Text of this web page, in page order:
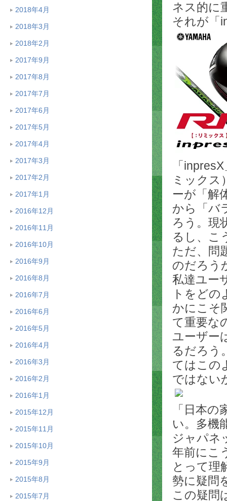
2018年4月
2018年3月
2018年2月
2017年9月
2017年8月
2017年7月
2017年6月
2017年5月
2017年4月
2017年3月
2017年2月
2017年1月
2016年12月
2016年11月
2016年10月
2016年9月
2016年8月
2016年7月
2016年6月
2016年5月
2016年4月
2016年3月
2016年2月
2016年1月
2015年12月
2015年11月
2015年10月
2015年9月
2015年8月
2015年7月
ネス的に
それが「
「
ミックス
ーが「解
から「バ
ろう。現
るし、こ
ただ、問
のだろう
私達ユー
トをど
かにこそ
て重要な
ユーザー
るだろう
てはこの
ではない
「日本
い。多機
ジャパネ
年前にこ
とって理
勢に疑問
この疑問